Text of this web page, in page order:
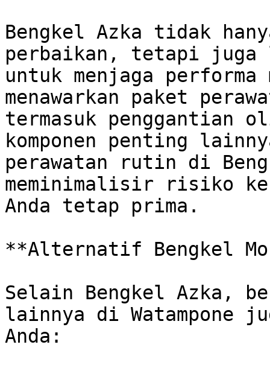
Bengkel Azka tidak
perbaikan, tetapi juga
untuk menjaga performa
menawarkan paket
termasuk penggantian
komponen penting
perawatan rutin di
meminimalisir risiko
Anda tetap prima.
**Alternatif Bengkel
Selain Bengkel Azka,
lainnya di Watampone
Anda: